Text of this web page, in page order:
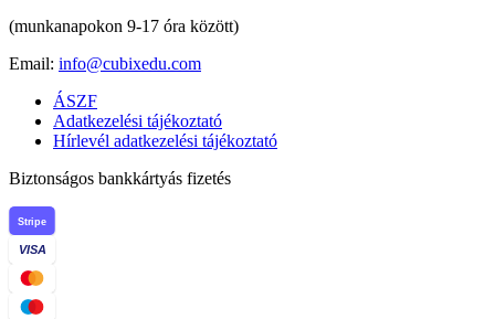
(munkanapokon 9-17 óra között)
Email: info@cubixedu.com
ÁSZF
Adatkezelési tájékoztató
Hírlevél adatkezelési tájékoztató
Biztonságos bankkártyás fizetés
Stripe
VISA